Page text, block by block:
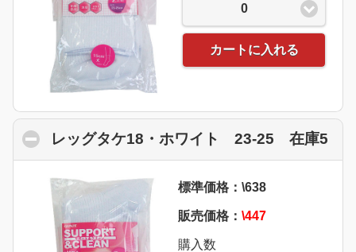
0
カートに入れる
レッグタケ18・ホワイト 23-25 在庫5
標準価格：\638
販売価格： \447
購入数